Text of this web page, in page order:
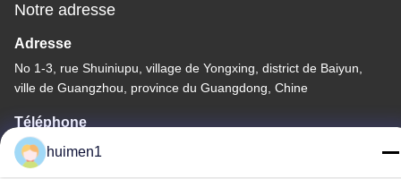
Notre adresse
Adresse
No 1-3, rue Shuiniupu, village de Yongxing, district de Baiyun,
ville de Guangzhou, province du Guangdong, Chine
Téléphone
86-18929562701
huimen1